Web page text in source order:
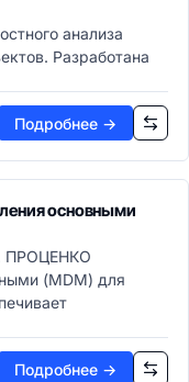
анализа
Разработана
Подробнее →
основными
(MDM) для
Подробнее →